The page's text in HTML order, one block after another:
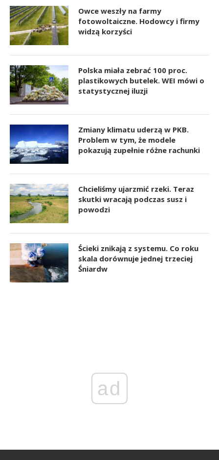
Owce weszły na farmy
fotowoltaiczne. Hodowcy i firmy
widzą korzyści
Polska miała zebrać 100 proc.
plastikowych butelek. WEI mówi o
statystycznej iluzji
Zmiany klimatu uderzą w PKB.
Problem w tym, że modele
pokazują zupełnie różne rachunki
Chcieliśmy ujarzmić rzeki. Teraz
skutki wracają podczas susz i
powodzi
Ścieki znikają z systemu. Co roku
skala dorównuje jednej trzeciej
Śniardw
ad